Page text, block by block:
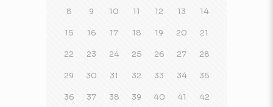
8 9 10 11 12 13 14
15 16 17 18 19 20 21
22 23 24 25 26 27 28
29 30 31 32 33 34 35
36 37 38 39 40 41 42